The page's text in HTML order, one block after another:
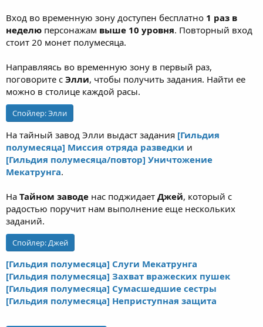
Вход во временную зону доступен бесплатно 1 раз в
неделю персонажам выше 10 уровня. Повторный вход
стоит 20 монет полумесяца.
Направляясь во временную зону в первый раз,
поговорите с Элли, чтобы получить задания. Найти ее
можно в столице каждой расы.
Спойлер:Элли
На тайный завод Элли выдаст задания [Гильдия
полумесяца] Миссия отряда разведки и
[Гильдия полумесяца/повтор] Уничтожение
Мекатрунга.
На Тайном заводе нас поджидает Джей, который с
радостью поручит нам выполнение еще нескольких
заданий.
Спойлер:Джей
[Гильдия полумесяца] Слуги Мекатрунга
[Гильдия полумесяца] Захват вражеских пушек
[Гильдия полумесяца] Сумасшедшие сестры
[Гильдия полумесяца] Неприступная защита